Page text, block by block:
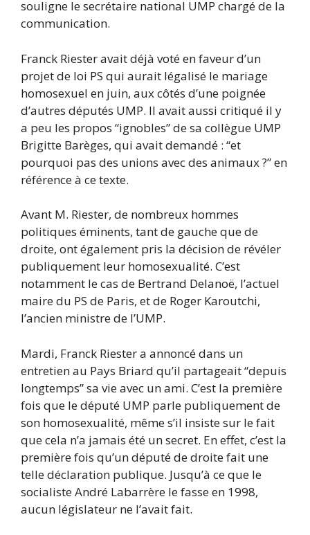
souligne le secrétaire national UMP chargé de la
communication.
Franck Riester avait déjà voté en faveur d’un
projet de loi PS qui aurait légalisé le mariage
homosexuel en juin, aux côtés d’une poignée
d’autres députés UMP. Il avait aussi critiqué il y
a peu les propos “ignobles” de sa collègue UMP
Brigitte Barèges, qui avait demandé : “et
pourquoi pas des unions avec des animaux ?” en
référence à ce texte.
Avant M. Riester, de nombreux hommes
politiques éminents, tant de gauche que de
droite, ont également pris la décision de révéler
publiquement leur homosexualité. C’est
notamment le cas de Bertrand Delanoë, l’actuel
maire du PS de Paris, et de Roger Karoutchi,
l’ancien ministre de l’UMP.
Mardi, Franck Riester a annoncé dans un
entretien au Pays Briard qu’il partageait “depuis
longtemps” sa vie avec un ami. C’est la première
fois que le député UMP parle publiquement de
son homosexualité, même s’il insiste sur le fait
que cela n’a jamais été un secret. En effet, c’est la
première fois qu’un député de droite fait une
telle déclaration publique. Jusqu’à ce que le
socialiste André Labarrère le fasse en 1998,
aucun législateur ne l’avait fait.